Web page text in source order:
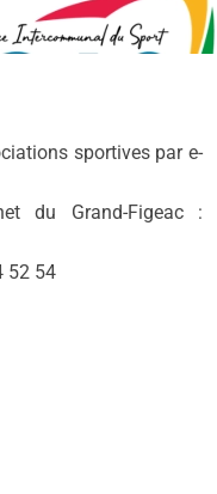
sportives par e-
du Grand-Figeac :
52 54